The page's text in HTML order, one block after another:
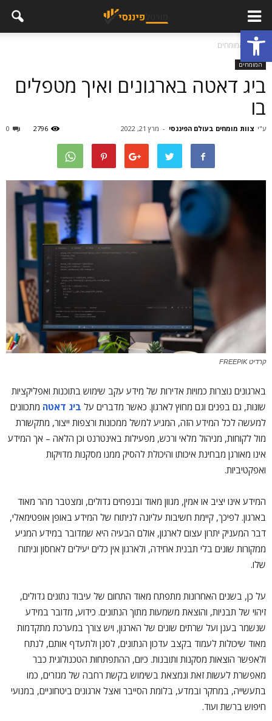
פתח סרגל נגישות
בית המומחים
המומחים
ביג דאטה בארגונים ואיך מטפלים
בו
ע"י צוות מומחים בעולם הפיננסי - מרץ 21, 2022 0 2796
קרדיט FREEPIK
בארגונים נוצרות כמויות אדירות של מידע עקב שימוש בתוכנות ואפליקציות
שונות, גם בפנים וגם מחוץ לארגון. כאשר מדברים על ביג דאטה מתכוונים
למעשה לכל המידע הזה, המגיע למשל ממכונות ורצפות ייצור, מתקשורת
מול לקוחות, מניהול מלאי ורכש, מפעילות באינטרנט וכן הלאה – אך המידע
אינו מאורגן מבחינת איכותו והיכולת להסיק ממנו מסקנות מדויקות
ואפקטיביות.
המידע אינו יציב או אמין, מגוון מאוד ובנפחים גדולים, ומצטבר מהר מאוד
בארגון. לפיכך, קיימת חשיבות עליונה לניתוח של המידע באופן אופטימאלי,
דבר המעניק יתרון עצום לארגון, אולם הבעיה היא שמדובר במידע המגיע
ממקורות שונים בלי תבנית אחידה, ולארגון אין כלים יעילים לאחסון וניתוח
שלו.
על כן, בשנים האחרונות מתפתח מאוד התחום של עיבוד נתונים גדולים,
זיהוי של תבניות, והוצאת משמעות מתוך הנתונים. כידוע, מדובר במידע
שנשמר בענן ועל שרתים שונים של הארגון, ויש צורך במערכת מתקדמות
מאוד שיכולות לעמוד בקצב עדכון הנתונים, לסנן ולתעדף אותם, לנתח
ולאפשר הוצאות מסקנות ותובנות. כיום, ההתפתחות הטכנולוגית כבר
מאפשרת לעשות זאת ונמצאת בשימוש בקשת רחבה של מגזרים, כמו
בתעשייה, במחקר ובמדע, בלומת הסייבר ואצל ארגונים ביטחוניים, במנועי
חיפוש ברשת ועוד.